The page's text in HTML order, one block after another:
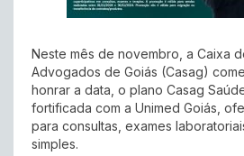
Neste mês de novembro, a Caixa
Advogados de Goiás (Casag)
honrar a data, o plano Casag
fortificada com a Unimed Goiás,
para consultas, exames
simples.